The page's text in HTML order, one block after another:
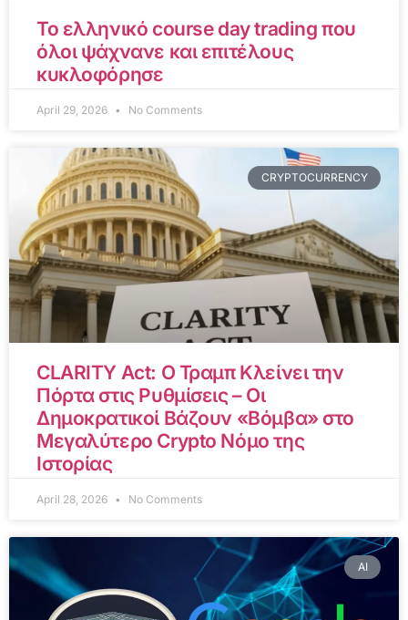
Το ελληνικό course day trading που
όλοι ψάχνανε και επιτέλους
κυκλοφόρησε
April 29, 2026 No Comments
CRYPTOCURRENCY
CLARITY Act: Ο Τραμπ Κλείνει την
Πόρτα στις Ρυθμίσεις – Οι
Δημοκρατικοί Βάζουν «Βόμβα» στο
Μεγαλύτερο Crypto Νόμο της
Ιστορίας
April 28, 2026 No Comments
AI